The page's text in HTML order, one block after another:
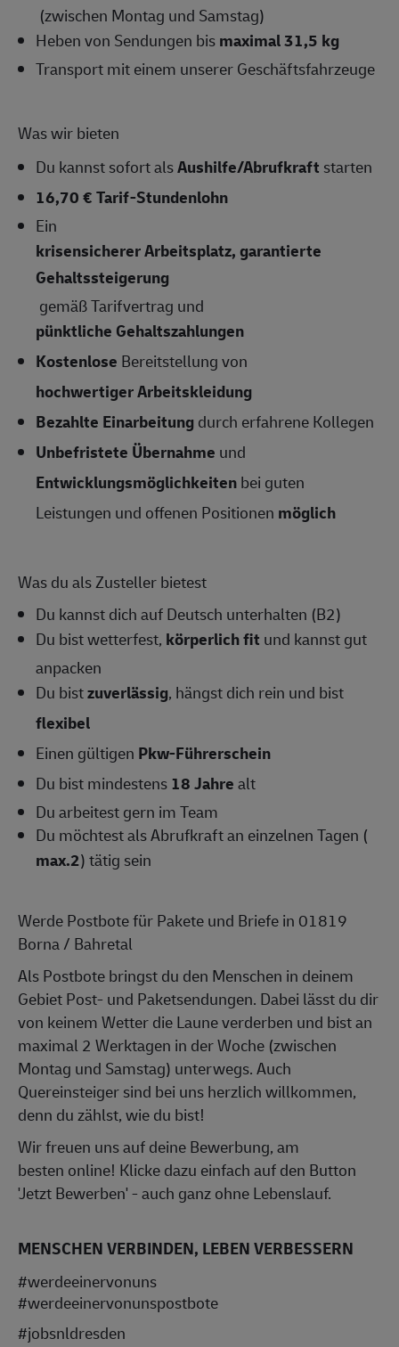
(zwischen Montag und Samstag)
Heben von Sendungen bismaximal 31,5 kg
Transport mit einem unserer Geschäftsfahrzeuge
Was wir bieten
Du kannst sofort alsAushilfe/Abrufkraft starten
16,70 € Tarif-Stundenlohn
Ein
krisensicherer Arbeitsplatz, garantierte
Gehaltssteigerung
gemäß Tarifvertrag und
pünktliche Gehaltszahlungen
Kostenlose Bereitstellung von
hochwertiger Arbeitskleidung
Bezahlte Einarbeitungdurch erfahrene Kollegen
Unbefristete Übernahme und
Entwicklungsmöglichkeitenbei guten
Leistungen und offenen Positionen möglich
Was du als Zusteller bietest
Du kannst dich auf Deutsch unterhalten (B2)
Du bist wetterfest, körperlich fit und kannst gut
anpacken
Du bistzuverlässig, hängst dich rein und bist
flexibel
Einen gültigen Pkw-Führerschein
Du bist mindestens 18 Jahrealt
Du arbeitest gern im Team
Du möchtest als Abrufkraft an einzelnen Tagen (
max.2) tätig sein
Werde Postbote für Pakete und Briefe in 01819
Borna / Bahretal
Als Postbote bringst du den Menschen in deinem
Gebiet Post- und Paketsendungen. Dabei lässt du dir
von keinem Wetter die Laune verderben und bist an
maximal 2 Werktagen in der Woche (zwischen
Montag und Samstag) unterwegs. Auch
Quereinsteiger sind bei uns herzlich willkommen,
denn du zählst, wie du bist!
Wir freuen uns auf deine Bewerbung, am
besten online! Klicke dazu einfach auf den Button
'Jetzt Bewerben' - auch ganz ohne Lebenslauf.
MENSCHEN VERBINDEN, LEBEN VERBESSERN
#werdeeinervonuns
#werdeeinervonunspostbote
#jobsnldresden